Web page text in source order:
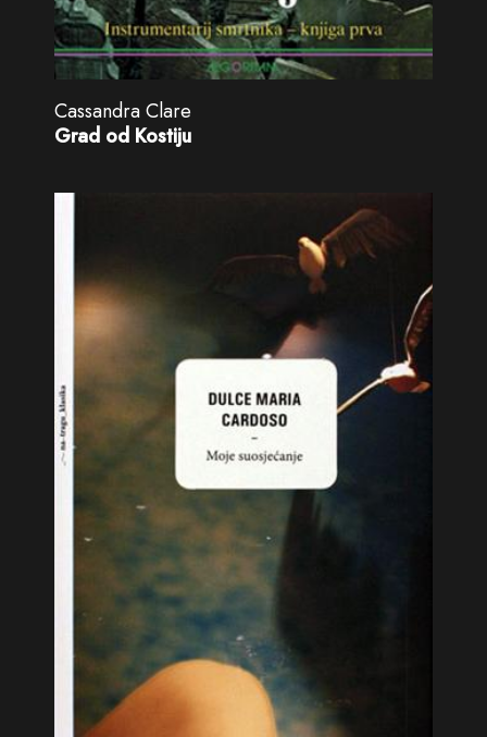
Cassandra Clare
Grad od Kostiju